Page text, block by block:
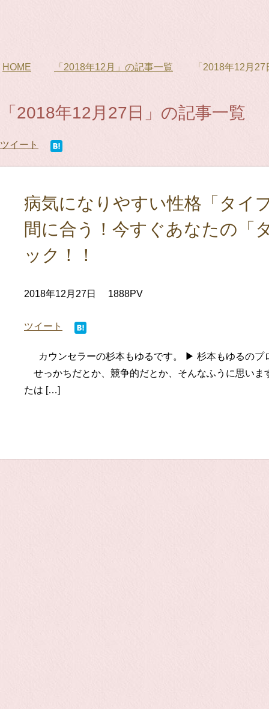
HOME 「2018年12月」の記事一覧 「2018年12月
「2018年12月27日」の記事一覧
ツイート
病気になりやすい性格「タイ
間に合う！今すぐあなたの「
ック！！
2018年12月27日 1888PV
ツイート
カウンセラーの杉本もゆるです。 ▶ 杉本もゆるの
せっかちだとか、競争的だとか、そんなふうに思い
たは […]